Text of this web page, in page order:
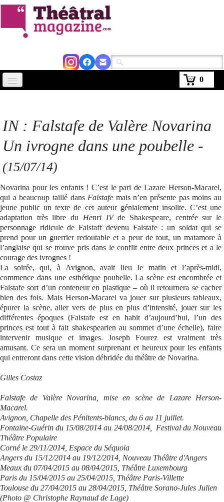
0
Kiosque
Abonnement▼
Se connecter
IN : Falstafe de Valère Novarina
Un ivrogne dans une poubelle -
(15/07/14)
Novarina pour les enfants ! C’est le pari de Lazare Herson-Macarel,
qui a beaucoup taillé dans Falstafe mais n’en présente pas moins au
jeune public un texte de cet auteur génialement insolite. C’est une
adaptation très libre du Henri IVde Shakespeare, centrée sur le
personnage ridicule de Falstaff devenu Falstafe : un soldat qui se
prend pour un guerrier redoutable et a peur de tout, un matamore à
l’anglaise qui se trouve pris dans le conflit entre deux princes et a le
courage des ivrognes !
La soirée, qui, à Avignon, avait lieu le matin et l’après-midi,
commence dans une esthétique poubelle. La scène est encombrée et
Falstafe sort d’un conteneur en plastique – où il retournera se cacher
bien des fois. Mais Herson-Macarel va jouer sur plusieurs tableaux,
épurer la scène, aller vers de plus en plus d’intensité, jouer sur les
différentes époques (Falstafe est en habit d’aujourd’hui, l’un des
princes est tout à fait shakespearien au sommet d’une échelle), faire
intervenir musique et images. Joseph Fourez est vraiment très
amusant. Ce sera un moment surprenant et heureux pour les enfants
qui entreront dans cette vision débridée du théâtre de Novarina.
Gilles Costaz
Falstafe de Valère Novarina, mise en scène de Lazare Herson-
Macarel.
Avignon, Chapelle des Pénitents-blancs, du 6 au 11 juillet.
Fontaine-Guérin du 15/08/2014 au 24/08/2014, Festival du Nouveau
Théâtre Populaire
Corné le 29/11/2014, Espace du Séquoia
Angers du 15/12/2014 au 19/12/2014, Nouveau Théâtre d'Angers
Meaux du 07/04/2015 au 08/04/2015, Théâtre Luxembourg
Paris du 15/04/2015 au 25/04/2015, Théâtre Paris-Villette
Toulouse du 27/04/2015 au 28/04/2015, Théâtre Sorano-Jules Julien
(Photo @ Christophe Raynaud de Lage)